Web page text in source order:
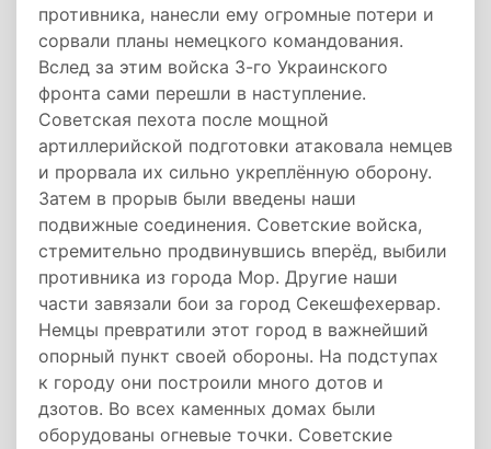
противника, нанесли ему огромные потери и
сорвали планы немецкого командования.
Вслед за этим войска 3-го Украинского
фронта сами перешли в наступление.
Советская пехота после мощной
артиллерийской подготовки атаковала немцев
и прорвала их сильно укреплённую оборону.
Затем в прорыв были введены наши
подвижные соединения. Советские войска,
стремительно продвинувшись вперёд, выбили
противника из города Мор. Другие наши
части завязали бои за город Секешфехервар.
Немцы превратили этот город в важнейший
опорный пункт своей обороны. На подступах
к городу они построили много дотов и
дзотов. Во всех каменных домах были
оборудованы огневые точки. Советские